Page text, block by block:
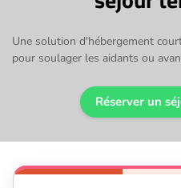
Une solution d'hébergement
pour soulager les aidants ou
Réserver un